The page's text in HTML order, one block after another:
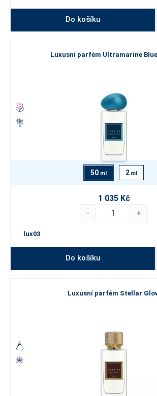
Do košíku
Luxusní parfém Ultramarine
50 ml 2 ml
1 035 Kč
-
+
lux03
Do košíku
Luxusní parfém Stellar